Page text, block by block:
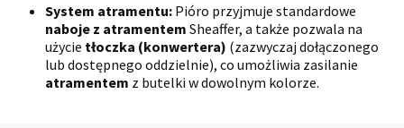
System atramentu: Pióro przyjmuje standardowe
naboje z atramentem Sheaffer, a także pozwala na
użycie tłoczka (konwertera) (zazwyczaj dołączonego
lub dostępnego oddzielnie), co umożliwia zasilanie
atramentem z butelki w dowolnym kolorze.